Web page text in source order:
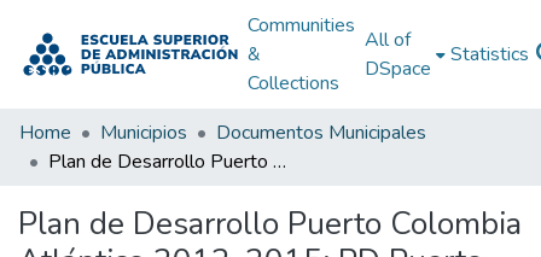
Communities
&
Collections
All of
DSpace
Statistics
Home Municipios
Documentos Municipales
Plan de Desarrollo Puerto Colombia Atlántico 2012-2015: PD Puerto Colombia Atlántico 2012-2015
Plan de Desarrollo Puerto Colombia